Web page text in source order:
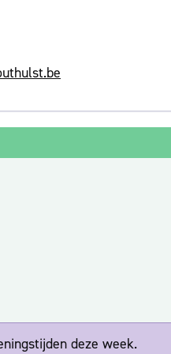
van de week hiervoor
deze week.